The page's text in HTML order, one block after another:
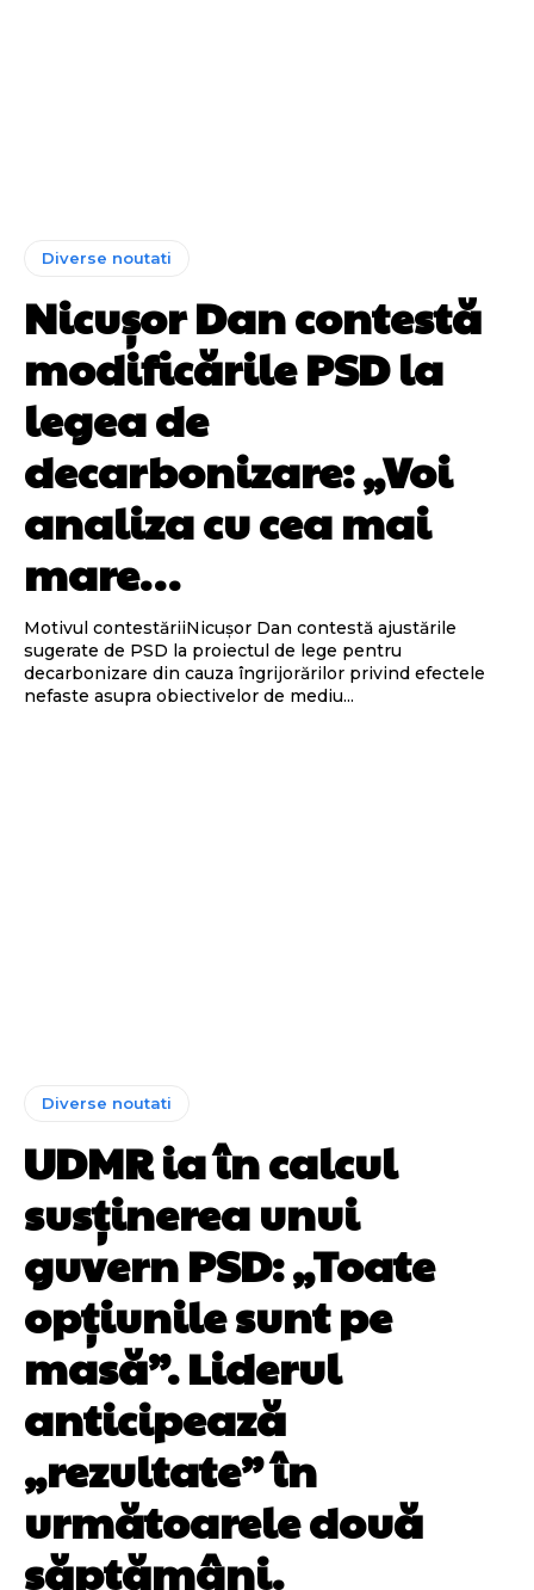
Diverse noutati
Nicușor Dan contestă
modificările PSD la
legea de
decarbonizare: „Voi
analiza cu cea mai
mare…
Motivul contestăriiNicușor Dan contestă ajustările
sugerate de PSD la proiectul de lege pentru
decarbonizare din cauza îngrijorărilor privind efectele
nefaste asupra obiectivelor de mediu...
Diverse noutati
UDMR ia în calcul
susținerea unui
guvern PSD: „Toate
opțiunile sunt pe
masă”. Liderul
anticipează
„rezultate” în
următoarele două
săptămâni.